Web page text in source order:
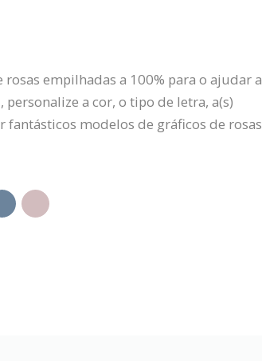
empilhadas a 100% para o ajudar a
a cor, o tipo de letra, a(s)
fantásticos modelos de gráficos de rosas